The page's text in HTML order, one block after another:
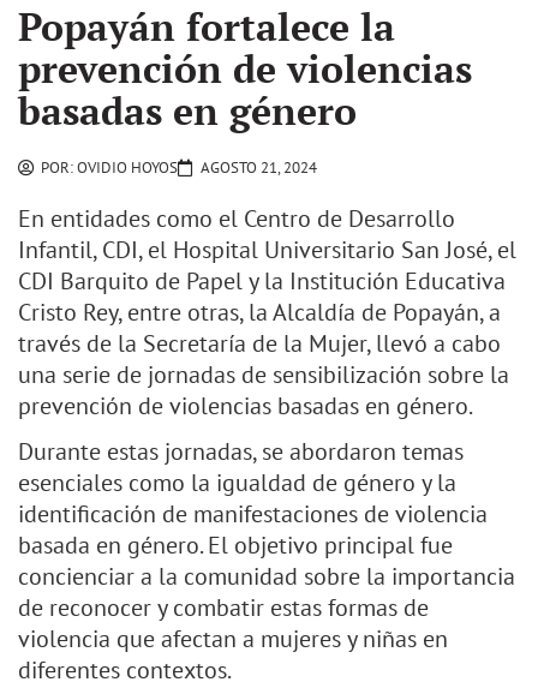
Popayán fortalece la
prevención de violencias
basadas en género
POR:OVIDIO HOYOS AGOSTO 21, 2024
En entidades como el Centro de Desarrollo
Infantil, CDI, el Hospital Universitario San José, el
CDI Barquito de Papel y la Institución Educativa
Cristo Rey, entre otras, la Alcaldía de Popayán, a
través de la Secretaría de la Mujer, llevó a cabo
una serie de jornadas de sensibilización sobre la
prevención de violencias basadas en género.
Durante estas jornadas, se abordaron temas
esenciales como la igualdad de género y la
identificación de manifestaciones de violencia
basada en género. El objetivo principal fue
concienciar a la comunidad sobre la importancia
de reconocer y combatir estas formas de
violencia que afectan a mujeres y niñas en
diferentes contextos.